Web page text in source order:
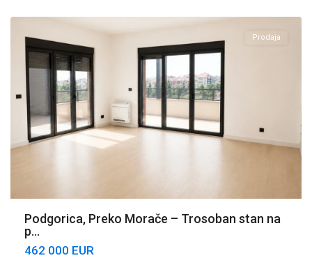
Prodaja
Podgorica, Preko Morače – Trosoban stan na
p...
462 000 EUR